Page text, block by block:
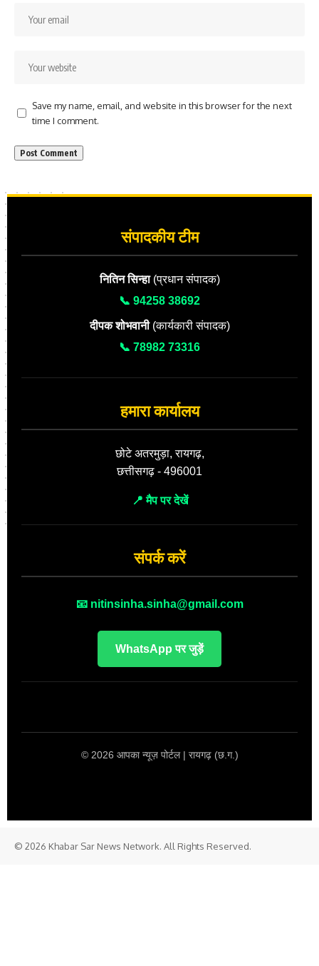
Save my name, email, and website in this browser for the next
time I comment.
संपादकीय टीम
नितिन सिन्हा(प्रधान संपादक)
📞 94258 38692
दीपक शोभवानी(कार्यकारी संपादक)
📞 78982 73316
हमारा कार्यालय
छोटे अतरमुड़ा, रायगढ़,
छत्तीसगढ़ - 496001
📍 मैप पर देखें
संपर्क करें
📧 nitinsinha.sinha@gmail.com
WhatsApp पर जुड़ें
© 2026 आपका न्यूज़ पोर्टल | रायगढ़ (छ.ग.)
© 2026 Khabar Sar News Network. All Rights Reserved.